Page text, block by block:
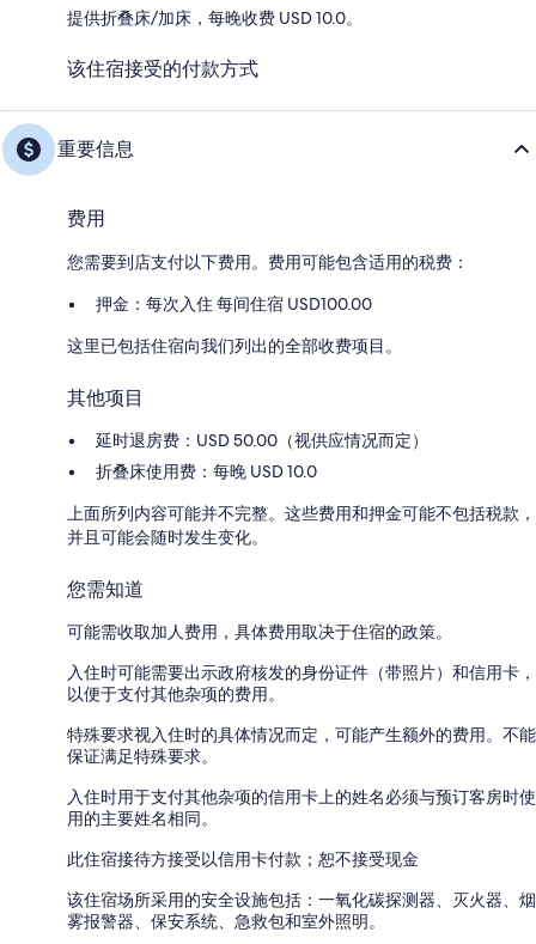
提供折叠床/加床，每晚收费 USD 10.0。
该住宿接受的付款方式
重要信息
费用
您需要到店支付以下费用。费用可能包含适用的税费：
押金：每次入住 每间住宿 USD100.00
这里已包括住宿向我们列出的全部收费项目。
其他项目
延时退房费：USD 50.00（视供应情况而定）
折叠床使用费：每晚 USD 10.0
上面所列内容可能并不完整。这些费用和押金可能不包括税款，
并且可能会随时发生变化。
您需知道
可能需收取加人费用，具体费用取决于住宿的政策。
入住时可能需要出示政府核发的身份证件（带照片）和信用卡，
以便于支付其他杂项的费用。
特殊要求视入住时的具体情况而定，可能产生额外的费用。不能
保证满足特殊要求。
入住时用于支付其他杂项的信用卡上的姓名必须与预订客房时使
用的主要姓名相同。
此住宿接待方接受以信用卡付款；恕不接受现金
该住宿场所采用的安全设施包括：一氧化碳探测器、灭火器、烟
雾报警器、保安系统、急救包和室外照明。